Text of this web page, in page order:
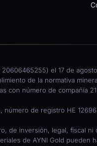
el 17 de
de la normativa
con número de compañía
número de registro HE
de inversión, legal, fiscal
de AYNI Gold pueden